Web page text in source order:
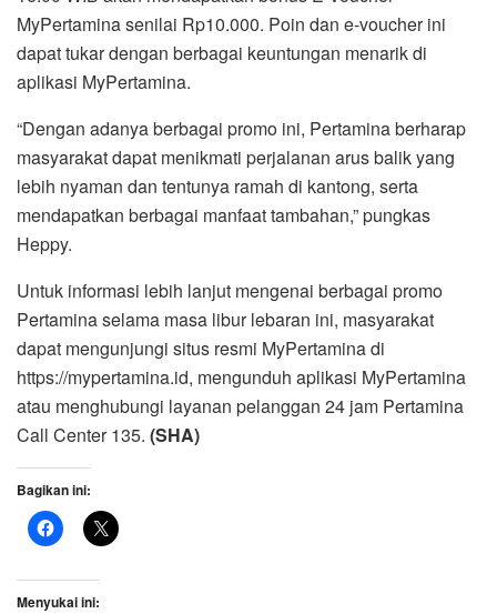
MyPertamina senilai Rp10.000. Poin dan e-voucher ini
dapat tukar dengan berbagai keuntungan menarik di
aplikasi MyPertamina.
“Dengan adanya berbagai promo ini, Pertamina berharap
masyarakat dapat menikmati perjalanan arus balik yang
lebih nyaman dan tentunya ramah di kantong, serta
mendapatkan berbagai manfaat tambahan,” pungkas
Heppy.
Untuk informasi lebih lanjut mengenai berbagai promo
Pertamina selama masa libur lebaran ini, masyarakat
dapat mengunjungi situs resmi MyPertamina di
https://mypertamina.id, mengunduh aplikasi MyPertamina
atau menghubungi layanan pelanggan 24 jam Pertamina
Call Center 135. (SHA)
Bagikan ini:
Menyukai ini: